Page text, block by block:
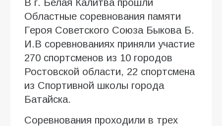
В г. Белая Калитва прошли
Областные соревнования памяти
Героя Советского Союза Быкова Б.
И.В соревнованиях приняли участие
270 спортсменов из 10 городов
Ростовской области, 22 спортсмена
из Спортивной школы города
Батайска.
Соревнования проходили в трех